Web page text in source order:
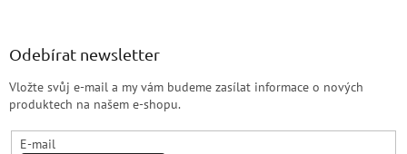
Odebírat newsletter
Vložte svůj e-mail a my vám budeme zasílat informace o nových
produktech na našem e-shopu.
E-mail